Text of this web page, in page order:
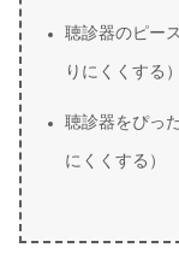
聴診器のピー
りにくくする）
聴診器をぴっ
にくくする）